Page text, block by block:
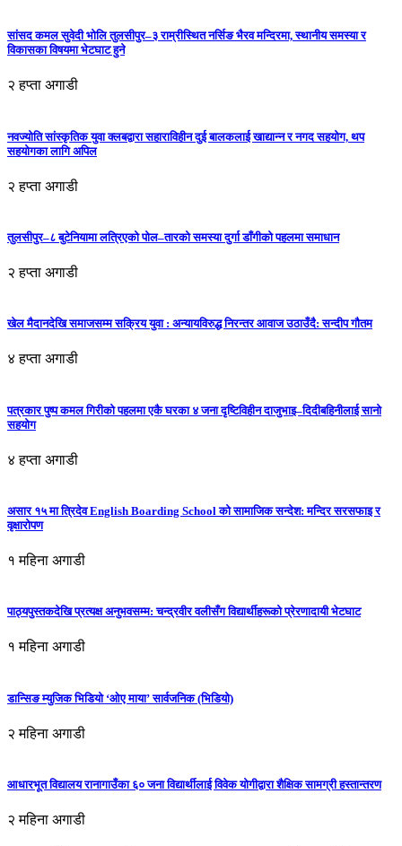
सांसद कमल सुवेदी भोलि तुलसीपुर–३ राम्रीस्थित नर्सिङ भैरव मन्दिरमा, स्थानीय समस्या र
विकासका विषयमा भेटघाट हुने
२ हप्ता अगाडी
नवज्योति सांस्कृतिक युवा क्लबद्वारा सहाराविहीन दुई बालकलाई खाद्यान्न र नगद सहयोग, थप
सहयोगका लागि अपिल
२ हप्ता अगाडी
तुलसीपुर–८ बुटेनियामा लत्रिएको पोल–तारको समस्या दुर्गा डाँगीको पहलमा समाधान
२ हप्ता अगाडी
खेल मैदानदेखि समाजसम्म सक्रिय युवा : अन्यायविरुद्ध निरन्तर आवाज उठाउँदै: सन्दीप गौतम
४ हप्ता अगाडी
पत्रकार पुष्प कमल गिरीको पहलमा एकै घरका ४ जना दृष्टिविहीन दाजुभाइ–दिदीबहिनीलाई सानो
सहयोग
४ हप्ता अगाडी
असार १५ मा त्रिदेव English Boarding School को सामाजिक सन्देश: मन्दिर सरसफाइ र
वृक्षारोपण
१ महिना अगाडी
पाठ्यपुस्तकदेखि प्रत्यक्ष अनुभवसम्म: चन्द्रवीर वलीसँग विद्यार्थीहरूको प्रेरणादायी भेटघाट
१ महिना अगाडी
डान्सिङ म्युजिक भिडियो ‘ओए माया’ सार्वजनिक (भिडियो)
२ महिना अगाडी
आधारभूत विद्यालय रानागाउँका ६० जना विद्यार्थीलाई विवेक योगीद्वारा शैक्षिक सामग्री हस्तान्तरण
२ महिना अगाडी